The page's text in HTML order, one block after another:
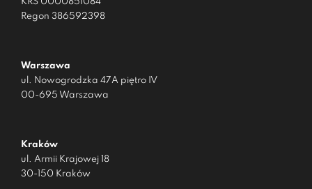
KRS 0000851084
Regon 386592398
Warszawa
ul. Nowogrodzka 47A piętro IV
00-695 Warszawa
Kraków
ul. Armii Krajowej 18
30-150 Kraków